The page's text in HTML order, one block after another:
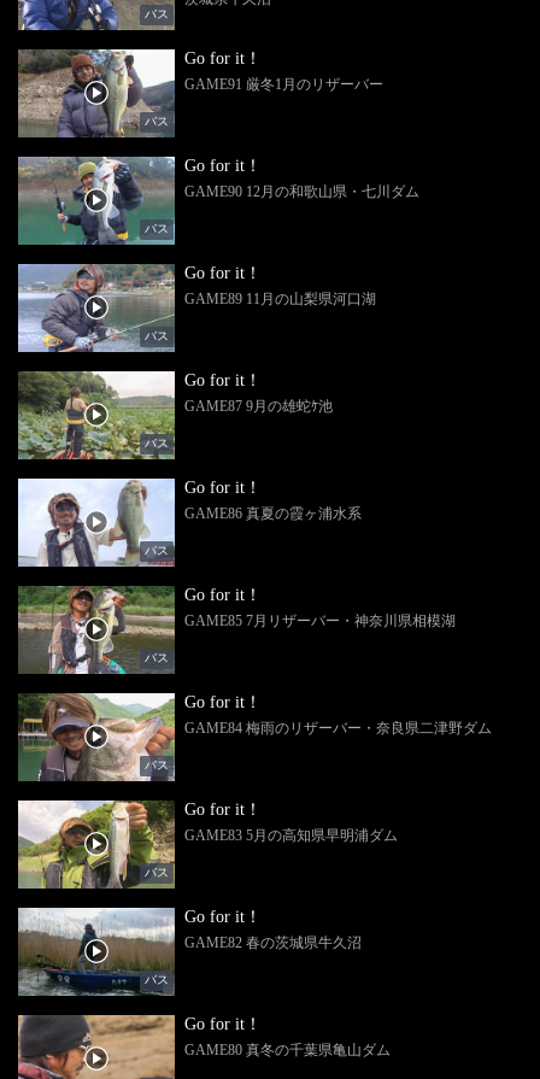
バス
バス
Go for it！
GAME91 厳冬1月のリザーバー
バス
Go for it！
GAME90 12月の和歌山県・七川ダム
バス
Go for it！
GAME89 11月の山梨県河口湖
バス
Go for it！
GAME87 9月の雄蛇ｹ池
バス
Go for it！
GAME86 真夏の霞ヶ浦水系
バス
Go for it！
GAME85 7月リザーバー・神奈川県相模湖
バス
Go for it！
GAME84 梅雨のリザーバー・奈良県二津野ダム
バス
Go for it！
GAME83 5月の高知県早明浦ダム
バス
Go for it！
GAME82 春の茨城県牛久沼
Go for it！
GAME80 真冬の千葉県亀山ダム